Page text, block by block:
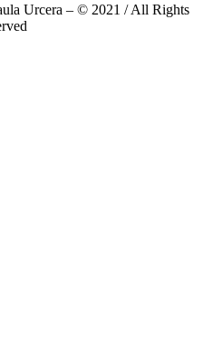
Urcera – © 2021 / All Rights